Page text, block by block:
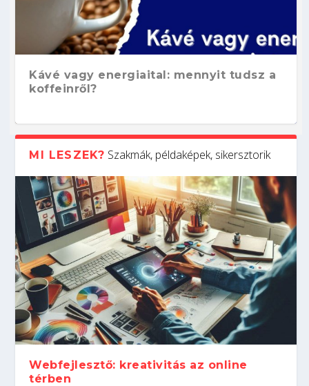
Kávé vagy energiaital: mennyit tudsz a
koffeinről?
Hogyan készíts ATS-barát önéletrajzot?
Így növelheted az esélyedet az
állásinterjúra...
Kitalálod, mire használják ezeket a
gépeket?
Nem sikerült az egyetemi felvételi?
Tanulj szakmát!
Szoftverfejlesztő: verseny kódban –
amikor néhány sor program dönti el a
világversenyt...
MI LESZEK? Szakmák, példaképek, sikersztorik
Webfejlesztő: kreativitás az online
térben